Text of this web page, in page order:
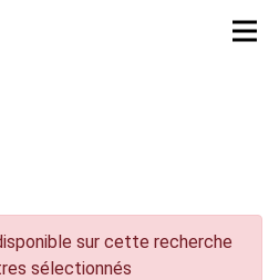
sur cette recherche
sélectionnés